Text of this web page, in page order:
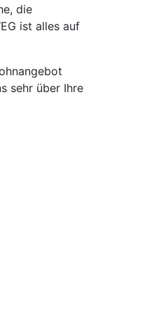
die
ist alles auf
sehr über Ihre